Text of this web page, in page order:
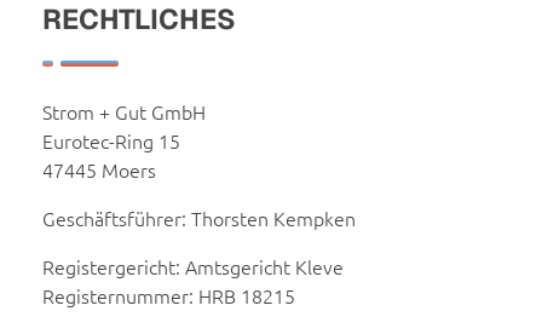
RECHTLICHES
Strom + Gut GmbH
Eurotec-Ring 15
47445 Moers
Geschäftsführer: Thorsten Kempken
Registergericht: Amtsgericht Kleve
Registernummer: HRB 18215